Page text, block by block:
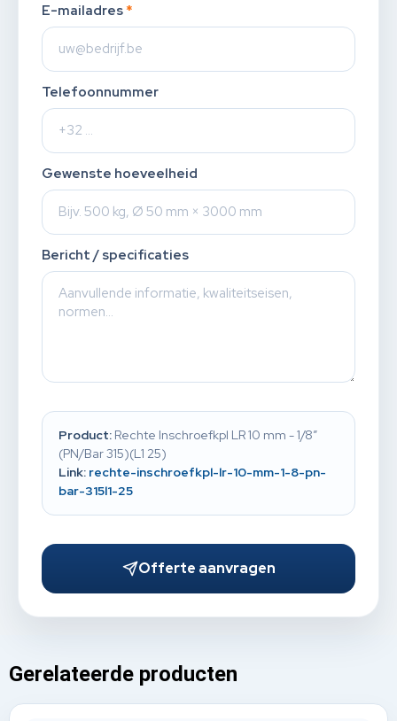
E-mailadres *
Telefoonnummer
Gewenste hoeveelheid
Bericht / specificaties
Product: Rechte Inschroefkpl LR 10 mm - 1/8”
(PN/Bar 315)(L1 25)
Link: rechte-inschroefkpl-lr-10-mm-1-8-pn-
bar-315l1-25
Offerte aanvragen
Gerelateerde producten